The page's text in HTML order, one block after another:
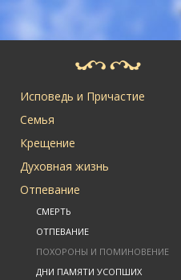
Исповедь и Причастие
Семья
Крещение
Духовная жизнь
Отпевание
СМЕРТЬ
ОТПЕВАНИЕ
ПОХОРОНЫ И ПОМИНОВЕНИЕ
ДНИ ПАМЯТИ УСОПШИХ